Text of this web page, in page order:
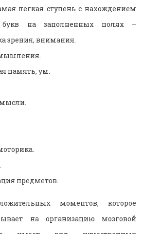
легкая ступень с нахождением
на заполненных полях –
зрения, внимания.
память, ум.
предметов.
моментов, которое
на организацию мозговой